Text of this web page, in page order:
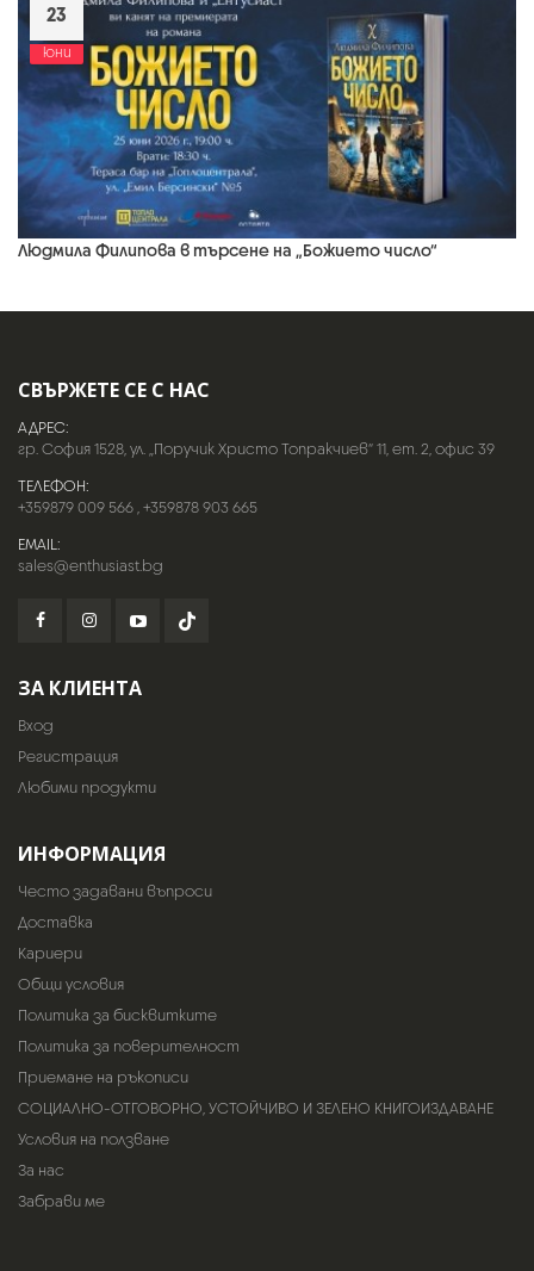
23
юни
Людмила Филипова в търсене на „Божието число“
СВЪРЖЕТЕ СЕ С НАС
АДРЕС:
гр. София 1528, ул. „Поручик Христо Топракчиев“ 11, ет. 2, офис 39
ТЕЛЕФОН:
+359879 009 566,+359878 903 665
EMAIL:
sales@enthusiast.bg
ЗА КЛИЕНТА
Вход
Регистрация
Любими продукти
ИНФОРМАЦИЯ
Често задавани въпроси
Доставка
Кариери
Общи условия
Политика за бисквитките
Политика за поверителност
Приемане на ръкописи
СОЦИАЛНО-ОТГОВОРНО, УСТОЙЧИВО И ЗЕЛЕНО КНИГОИЗДАВАНЕ
Условия на ползване
За нас
Забрави ме